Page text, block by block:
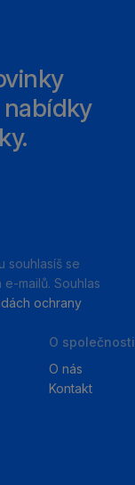
nabídky
souhlasíš se
mailů. Souhlas
ochrany
O společnosti
O nás
Kontakt